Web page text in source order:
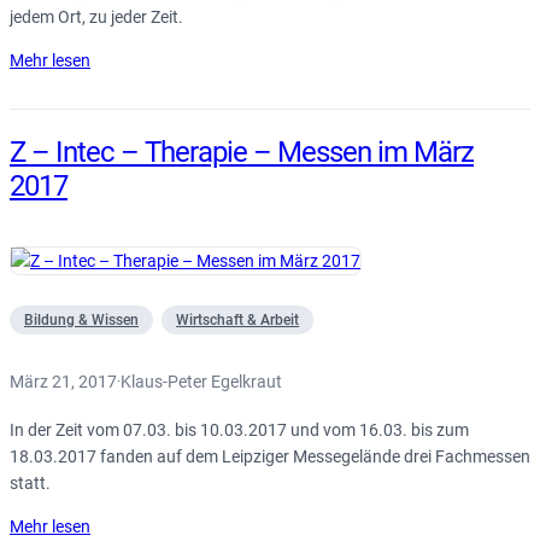
jedem Ort, zu jeder Zeit.
Mehr lesen
Z – Intec – Therapie – Messen im März
2017
Bildung & Wissen Wirtschaft & Arbeit
März 21, 2017·Klaus-Peter Egelkraut
In der Zeit vom 07.03. bis 10.03.2017 und vom 16.03. bis zum
18.03.2017 fanden auf dem Leipziger Messegelände drei Fachmessen
statt.
Mehr lesen